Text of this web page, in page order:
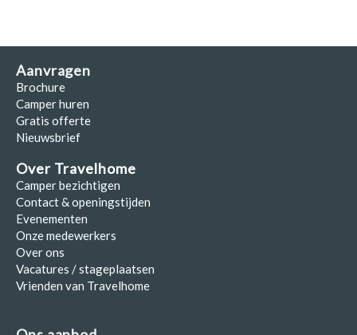
Aanvragen
Brochure
Camper huren
Gratis offerte
Nieuwsbrief
Over Travelhome
Camper bezichtigen
Contact & openingstijden
Evenementen
Onze medewerkers
Over ons
Vacatures / stageplaatsen
Vrienden van Travelhome